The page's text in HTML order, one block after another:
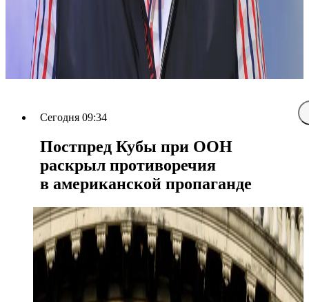
Сегодня 09:34
Постпред Кубы при ООН
раскрыл противоречия
в американской пропаганде